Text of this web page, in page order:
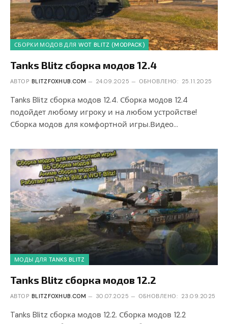
СБОРКИ МОДОВ ДЛЯ WOT BLITZ (MODPACK)
Tanks Blitz сборка модов 12.4
АВТОР BLITZFOXHUB.COM 24.09.2025 ОБНОВЛЕНО: 25.11.2025
Tanks Blitz сборка модов 12.4. Сборка модов 12.4
подойдет любому игроку и на любом устройстве!
Сборка модов для комфортной игры.Видео…
МОДЫ ДЛЯ TANKS BLITZ
Tanks Blitz сборка модов 12.2
АВТОР BLITZFOXHUB.COM 30.07.2025 ОБНОВЛЕНО: 23.09.2025
Tanks Blitz сборка модов 12.2. Сборка модов 12.2